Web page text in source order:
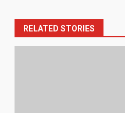
RELATED STORIES